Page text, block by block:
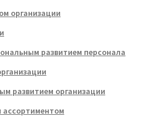
организации
развитием персонала
развитием организации
ассортиментом